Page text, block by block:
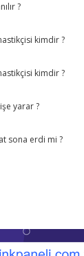
?
kimdir ?
kimdir ?
yarar ?
sona erdi mi ?